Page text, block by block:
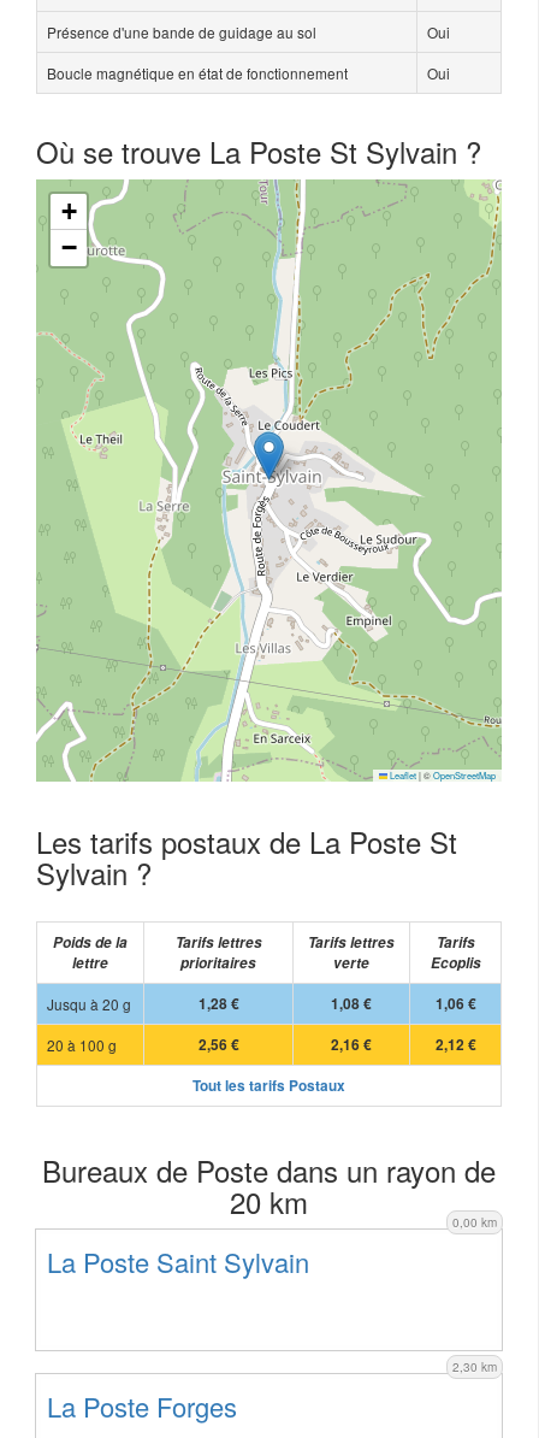
Présence d'une bande de guidage au sol
Oui
Boucle magnétique en état de fonctionnement
Oui
Où se trouve La Poste St Sylvain ?
+
−
Leaflet|©OpenStreetMap
Les tarifs postaux de La Poste St
Sylvain ?
Poids de la
lettre
Tarifs lettres
prioritaires
Tarifs lettres
verte
Tarifs
Ecoplis
Jusqu à 20 g
1,28 € 1,08 €
1,06 €
20 à 100 g
2,56 € 2,16 €
2,12 €
Tout les tarifs Postaux
Bureaux de Poste dans un rayon de
20 km 0,00 km
La Poste Saint Sylvain
2,30 km
La Poste Forges